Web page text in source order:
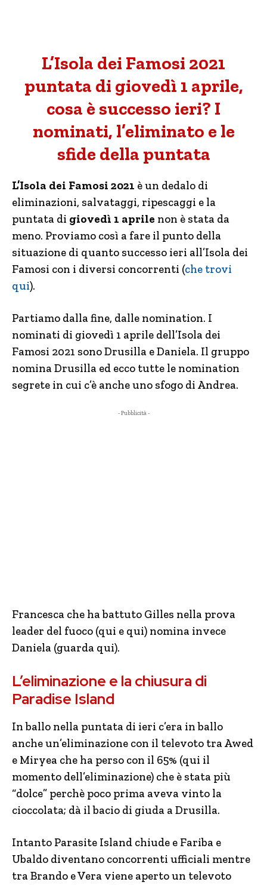
L’Isola dei Famosi 2021
puntata di giovedì 1 aprile,
cosa è successo ieri? I
nominati, l’eliminato e le
sfide della puntata
L’Isola dei Famosi 2021 è un dedalo di
eliminazioni, salvataggi, ripescaggi e la
puntata di giovedì 1 aprile non è stata da
meno. Proviamo così a fare il punto della
situazione di quanto successo ieri all’Isola dei
Famosi con i diversi concorrenti (che trovi
qui).
Partiamo dalla fine, dalle nomination. I
nominati di giovedì 1 aprile dell’Isola dei
Famosi 2021 sono Drusilla e Daniela. Il gruppo
nomina Drusilla ed ecco tutte le nomination
segrete in cui c’è anche uno sfogo di Andrea.
- Pubblicità -
Francesca che ha battuto Gilles nella prova
leader del fuoco (qui e qui) nomina invece
Daniela (guarda qui).
L’eliminazione e la chiusura di
Paradise Island
In ballo nella puntata di ieri c’era in ballo
anche un’eliminazione con il televoto tra Awed
e Miryea che ha perso con il 65% (qui il
momento dell’eliminazione) che è stata più
“dolce” perchè poco prima aveva vinto la
cioccolata; dà il bacio di giuda a Drusilla.
Intanto Parasite Island chiude e Fariba e
Ubaldo diventano concorrenti ufficiali mentre
tra Brando e Vera viene aperto un televoto